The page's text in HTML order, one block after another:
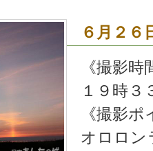
６月２６
《撮影時
１９時３
《撮影
オロロ